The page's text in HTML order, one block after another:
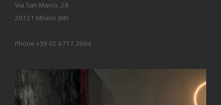
Via San Marco, 28
20121 Milano (MI)
Phone +39 02.6717.3694